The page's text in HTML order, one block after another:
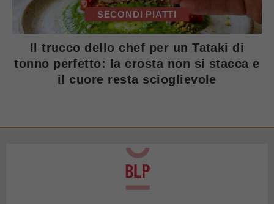
SECONDI PIATTI
Il trucco dello chef per un Tataki di
tonno perfetto: la crosta non si stacca e
il cuore resta scioglievole